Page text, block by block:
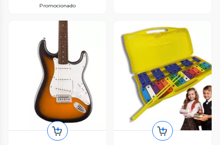
Promocionado